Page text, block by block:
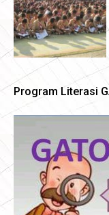
Program Literasi